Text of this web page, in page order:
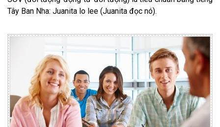
Tây Ban Nha: Juanita lo lee (Juanita đọc nó).